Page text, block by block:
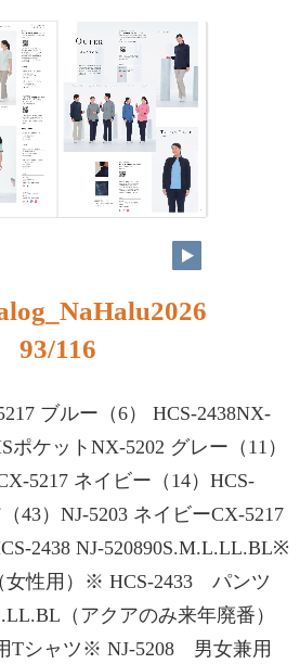
93/116
ブルー（6） HCS-2438NX-
ポケットNX-5202 グレー（11）
5217 ネイビー（14）HCS-
43）NJ-5203 ネイビーCX-5217
2438 NJ-520890S.M.L.LL.BL※
女性用）※ HCS-2433 パンツ
（アクアのみ来年廃番）
シャツ※ NJ-5208 男女兼用